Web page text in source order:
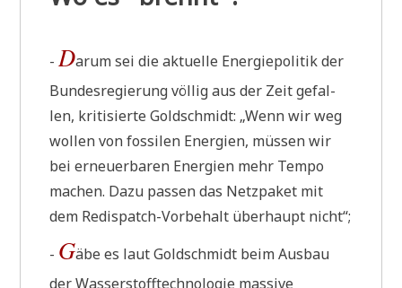
-Darum sei die aktu­el­le Ener­gie­po­li­tik der
Bun­des­re­gie­rung völ­lig aus der Zeit gefal­
len, kri­ti­sier­te Gold­schmidt: „Wenn wir weg
wol­len von fos­si­len Ener­gien, müs­sen wir
bei erneu­er­ba­ren Ener­gien mehr Tem­po
machen. Dazu pas­sen das Netz­pa­ket mit
dem Redis­patch-Vor­be­halt über­haupt nicht“;
- Gäbe es laut Gold­schmidt beim Aus­bau
der Was­ser­stoff­tech­no­lo­gie mas­si­ve